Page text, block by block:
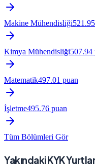
Makine Mühendisliği521.95
Kimya Mühendisliği507.94
Matematik497.01 puan
İşletme495.76 puan
Tüm Bölümleri Gör
Yakındaki KYK